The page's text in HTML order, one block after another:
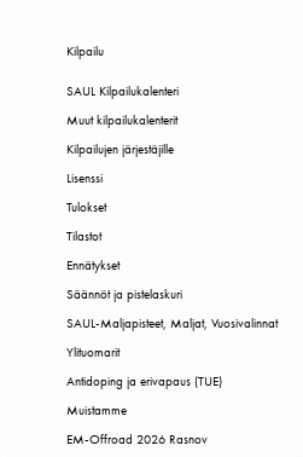
Kilpailu
SAUL Kilpailukalenteri
Muut kilpailukalenterit
Kilpailujen järjestäjille
Lisenssi
Tulokset
Tilastot
Ennätykset
Säännöt ja pistelaskuri
SAUL-Maljapisteet, Maljat, Vuosivalinnat
Ylituomarit
Antidoping ja erivapaus (TUE)
Muistamme
EM-Offroad 2026 Rasnov